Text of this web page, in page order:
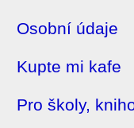
Osobní údaje
Kupte mi kafe
Pro školy,